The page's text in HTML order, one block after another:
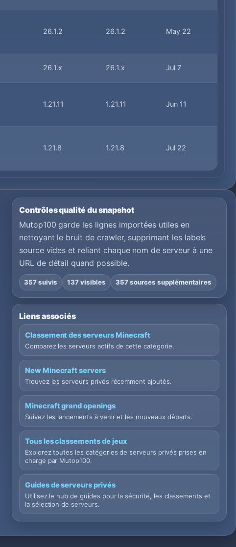
26.1.2 26.1.2 May 22
26.1.x 26.1.x Jul 7
1.21.11 1.21.11 Jun 11
1.21.8 1.21.8 Jul 22
Contrôles qualité du snapshot
Mutop100 garde les lignes importées utiles en
nettoyant le bruit de crawler, supprimant les labels
source vides et reliant chaque nom de serveur à une
URL de détail quand possible.
357 suivis 137 visibles 357 sources supplémentaires
Liens associés
Classement des serveurs Minecraft
Comparez les serveurs actifs de cette catégorie.
New Minecraft servers
Trouvez les serveurs privés récemment ajoutés.
Minecraft grand openings
Suivez les lancements à venir et les nouveaux départs.
Tous les classements de jeux
Explorez toutes les catégories de serveurs privés prises en
charge par Mutop100.
Guides de serveurs privés
Utilisez le hub de guides pour la sécurité, les classements et
la sélection de serveurs.